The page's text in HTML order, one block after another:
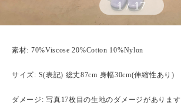
1/17
素材: 70%Viscose 20%Cotton 10%Nylon
サイズ: S(表記) 総丈87cm 身幅30cm(伸縮性あり)
ダメージ: 写真17枚目の生地のダメージがあります